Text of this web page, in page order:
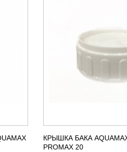
КРЫШКА БАКА
PROMAX 20